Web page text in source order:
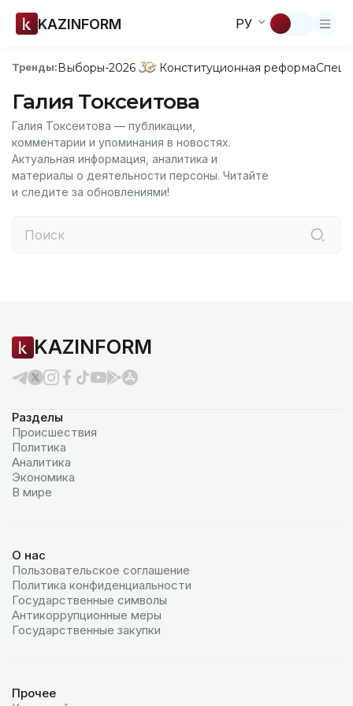
KAZINFORM РУ
Тренды:Выборы-2026 Конституционная реформа
Галия Токсеитова
Галия Токсеитова — публикации,
комментарии и упоминания в новостях.
Актуальная информация, аналитика и
материалы о деятельности персоны. Читайте
и следите за обновлениями!
KAZINFORM
Разделы
Происшествия
Политика
Аналитика
Экономика
В мире
О нас
Пользовательское соглашение
Политика конфиденциальности
Государственные символы
Антикоррупционные меры
Государственные закупки
Прочее